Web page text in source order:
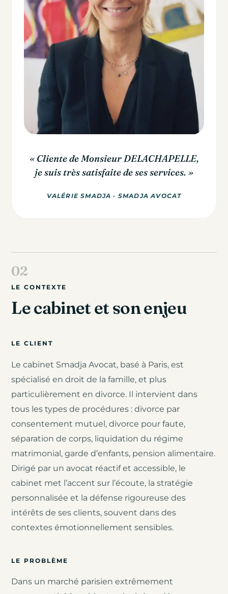
« Cliente de Monsieur DELACHAPELLE,
je suis très satisfaite de ses services. »
VALÉRIE SMADJA · SMADJA AVOCAT
LE CONTEXTE
Le cabinet et son enjeu
LE CLIENT
Le cabinet Smadja Avocat, basé à Paris, est
spécialisé en droit de la famille, et plus
particulièrement en divorce. Il intervient dans
tous les types de procédures : divorce par
consentement mutuel, divorce pour faute,
séparation de corps, liquidation du régime
matrimonial, garde d’enfants, pension alimentaire.
Dirigé par un avocat réactif et accessible, le
cabinet met l’accent sur l’écoute, la stratégie
personnalisée et la défense rigoureuse des
intérêts de ses clients, souvent dans des
contextes émotionnellement sensibles.
LE PROBLÈME
Dans un marché parisien extrêmement